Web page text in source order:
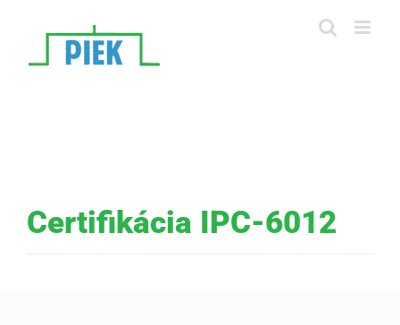
Certifikácia IPC-6012